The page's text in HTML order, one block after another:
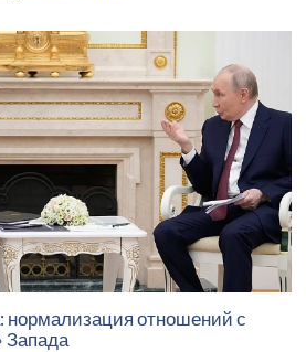
отношений с
Запада